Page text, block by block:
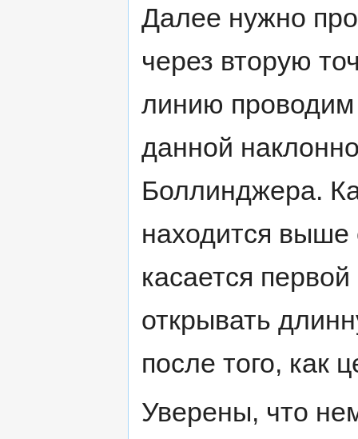
Далее нужно
через вторую
линию проводим
данной
Боллинджера.
находится
касается
открывать
после того, как
Уверены, что